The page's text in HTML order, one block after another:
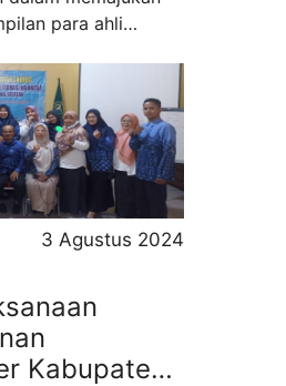
para ahli
kesehatan dan
ini juga
untuk berbagi
membangun
3 Agustus 2024
Kabupaten